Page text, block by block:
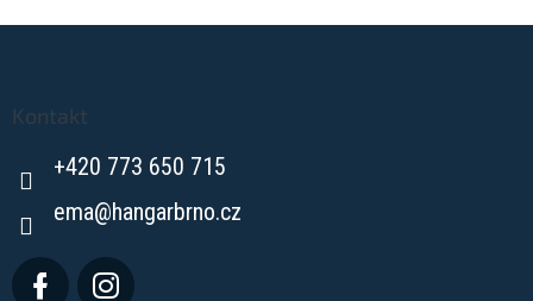
Kontakt
+420 773 650 715
ema@hangarbrno.cz